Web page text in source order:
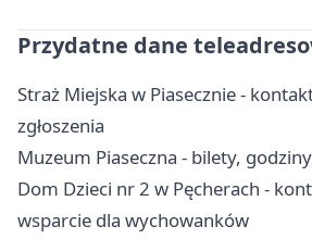
Przydatne dane
Straż Miejska w Piasecznie -
zgłoszenia
Muzeum Piaseczna - bilety,
Dom Dzieci nr 2 w Pęcherach -
wsparcie dla wychowanków